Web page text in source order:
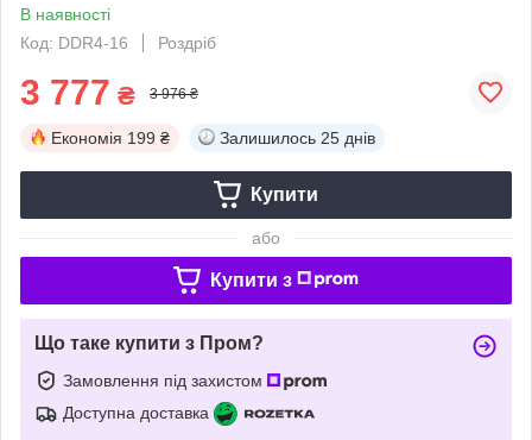
В наявності
Код: DDR4-16
Роздріб
3 777 ₴ 3 976 ₴
Економія 199 ₴ Залишилось 25 днів
Купити
або
Купити з
Що таке купити з Пром?
Замовлення під захистом
Доступна доставка